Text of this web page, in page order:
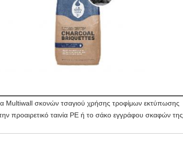
Multiwall σκονών τσαγιού χρήσης τροφίμων εκτύπωσης
προαιρετικό ταινία PE ή το σάκο εγγράφου σκαφών της